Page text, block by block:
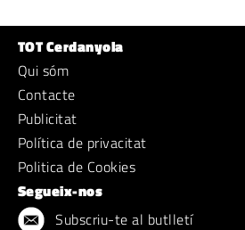
TOT Cerdanyola
Qui sóm
Contacte
Publicitat
Política de privacitat
Politica de Cookies
Segueix-nos
Subscriu-te al butlletí